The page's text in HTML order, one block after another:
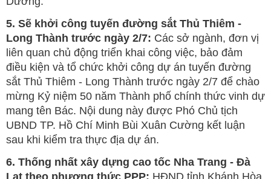
5. Sẽ khởi công tuyến đường sắt Thủ Thiêm -
Long Thành trước ngày 2/7: Các sở ngành, đơn vị
liên quan chủ động triển khai công việc, bảo đảm
điều kiện và tổ chức khởi công dự án tuyến đường
sắt Thủ Thiêm - Long Thành trước ngày 2/7 để chào
mừng Kỷ niệm 50 năm Thành phố chính thức vinh dự
mang tên Bác. Nội dung này được Phó Chủ tịch
UBND TP. Hồ Chí Minh Bùi Xuân Cường kết luận
sau khi kiểm tra thực địa dự án.
6. Thống nhất xây dựng cao tốc Nha Trang - Đà